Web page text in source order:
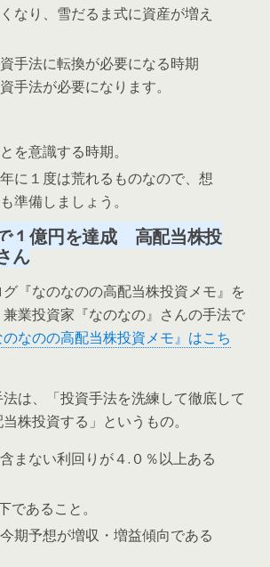
なり、雪だるま式に資産が増え
手法に転換が必要になる時期
手法が必要になります。
を意識する時期。
に１度は荒れるものなので、想
準備しましょう。
１億円を達成 高配当株投
ん
『なのなのの高配当株投資メモ』を
業投資家『なのなの』さんの手法で
なのの高配当株投資メモ』はこち
は、「投資手法を洗練して徹底して
株投資する 」というもの。
まない利回りが４.０％以上ある
であること。
期予想が増収・増益傾向である